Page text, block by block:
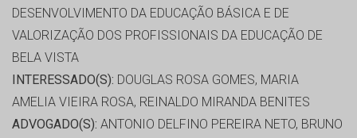
DESENVOLVIMENTO DA EDUCAÇÃO BÁSICA E DE
VALORIZAÇÃO DOS PROFISSIONAIS DA EDUCAÇÃO DE
BELA VISTA
INTERESSADO(S): DOUGLAS ROSA GOMES, MARIA
AMELIA VIEIRA ROSA, REINALDO MIRANDA BENITES
ADVOGADO(S): ANTONIO DELFINO PEREIRA NETO, BRUNO